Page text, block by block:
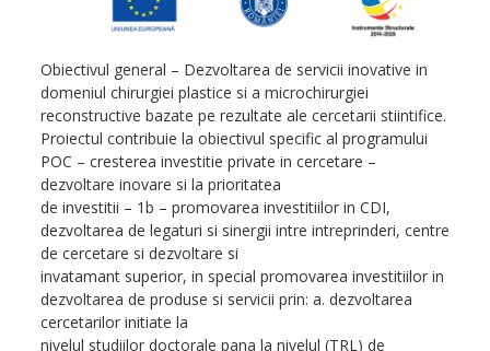
Obiectivul general – Dezvoltarea de servicii inovative in
domeniul chirurgiei plastice si a microchirurgiei
reconstructive bazate pe rezultate ale cercetarii stiintifice.
Proiectul contribuie la obiectivul specific al programului
POC – cresterea investitie private in cercetare –
dezvoltare inovare si la prioritatea
de investitii – 1b – promovarea investitiilor in CDI,
dezvoltarea de legaturi si sinergii intre intreprinderi, centre
de cercetare si dezvoltare si
invatamant superior, in special promovarea investitiilor in
dezvoltarea de produse si servicii prin: a. dezvoltarea
cercetarilor initiate la
nivelul studiilor doctorale pana la nivelul (TRL) de